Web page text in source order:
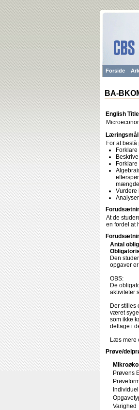
Forside
BA-
English Title
Læringsmål
For at
Vurdere
At de
en fordel at
Antal
Den
opgaver
OBS:
De
aktiviteter
Der stilles
været syge
som ikke
deltage i
Læs mere
Prøve/
Prøvens
Varighed